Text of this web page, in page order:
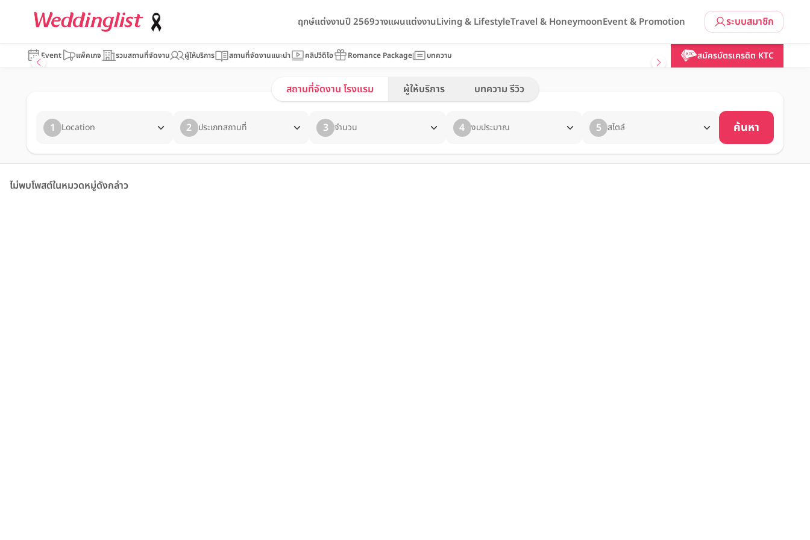
ระบบสมาชิก
ฤกษ์แต่งงานปี 2569วางแผนแต่งงานLiving & LifestyleTravel & HoneymoonEvent & Promotion
Event แพ็คเกจ รวมสถานที่จัดงาน ผู้ให้บริการ สถานที่จัดงานแนะนำ คลิปวีดีโอ Romance Package บทความ สมัครบัตรเครดิต KTC
สถานที่จัดงาน โรงแรม ผู้ให้บริการ บทความ รีวิว
1 Location 2 ประเภทสถานที่ 3 จำนวน 4 งบประมาณ 5 สไตล์ ค้นหา
ไม่พบโพสต์ในหมวดหมู่ดังกล่าว